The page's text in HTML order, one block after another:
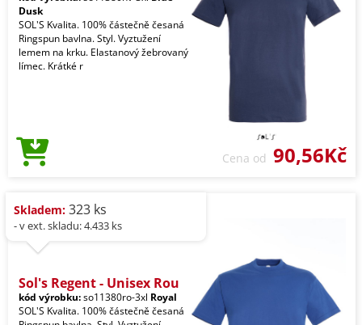
Dusk
SOL'S Kvalita. 100% částečně česaná
Ringspun bavlna. Styl. Vyztužení
lemem na krku. Elastanový žebrovaný
límec. Krátké r
Cena od 90,56Kč
Skladem: 323 ks
- v ext. skladu: 4.433 ks
Sol's Regent - Unisex Rou
kód výrobku:so11380ro-3xl Royal
SOL'S Kvalita. 100% částečně česaná